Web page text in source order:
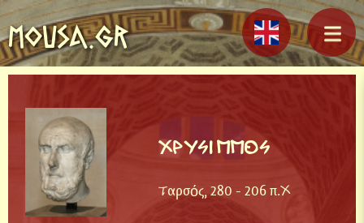
MOUSA.GR
ΧΡΥΣΙΠΠΟΣ
Ταρσός, 280 - 206 π.Χ